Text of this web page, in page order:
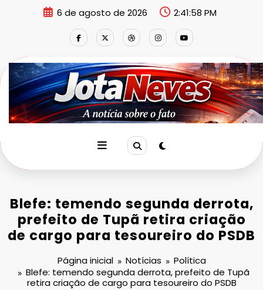
6 de agosto de 2026 2:41:59 PM
Blefe: temendo segunda derrota,
prefeito de Tupã retira criação
de cargo para tesoureiro do PSDB
Página inicial Notícias
Política
Blefe: temendo segunda derrota, prefeito de Tupã
retira criação de cargo para tesoureiro do PSDB